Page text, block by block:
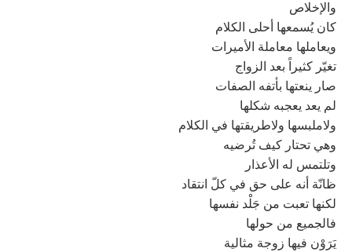
والإخلاص
كان يُسمعها أحلى الكلام
ويعاملها معاملة الأميرات
تغيّر كثيراً بعد الزواج
صار ينعتها بأتفه الصفات
لم يعد يعجبه شكلها
ولاملبسها ولاطريقتها في الكلام
وهي تحتار كيف تُرضيه
وتلتمس له الأعذار
ظانّة أنه على حق في كلّ انتقاد
لكنها تعبت من جَلْد نفسها
فالجميع من حولها
يَرَوْن فيها زوجة مثالية